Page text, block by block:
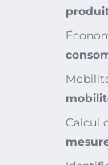
Calcul